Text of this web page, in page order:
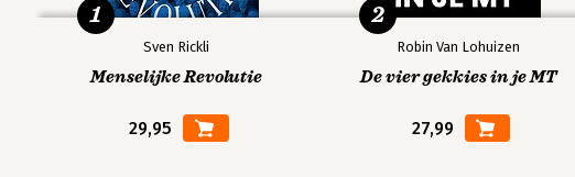
Sven Rickli
Menselijke Revolutie
29,95
1
Robin Van Lohuizen
De vier gekkies in je MT
27,99
2